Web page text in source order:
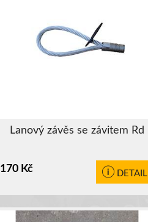
Lanový závěs se závitem Rd
170 Kč DETAIL